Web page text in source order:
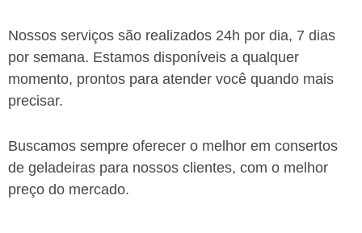
Nossos serviços são realizados 24h por dia, 7 dias
por semana. Estamos disponíveis a qualquer
momento, prontos para atender você quando mais
precisar.
Buscamos sempre oferecer o melhor em consertos
de geladeiras para nossos clientes, com o melhor
preço do mercado.